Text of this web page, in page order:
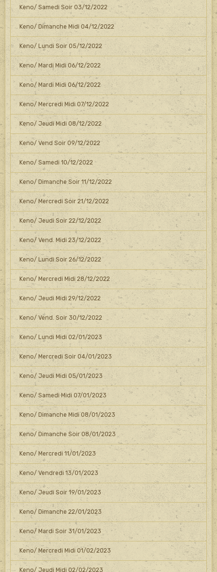
Keno/ Samedi Soir 03/12/2022
Keno/ Dimanche Midi 04/12/2022
Keno/ Lundi Soir 05/12/2022
Keno/ Mardi Midi 06/12/2022
Keno/ Mardi Midi 06/12/2022
Keno/ Mercredi Midi 07/12/2022
Keno/ Jeudi Midi 08/12/2022
Keno/ Vend Soir 09/12/2022
Keno/ Samedi 10/12/2022
Keno/ Dimanche Soir 11/12/2022
Keno/ Mercredi Soir 21/12/2022
Keno/ Jeudi Soir 22/12/2022
Keno/ Vend. Midi 23/12/2022
Keno/ Lundi Soir 26/12/2022
Keno/ Mercredi Midi 28/12/2022
Keno/ Jeudi Midi 29/12/2022
Keno/ Vend. Soir 30/12/2022
Keno/ Lundi Midi 02/01/2023
Keno/ Mercredi Soir 04/01/2023
Keno/ Jeudi Midi 05/01/2023
Keno/ Samedi Midi 07/01/2023
Keno/ Dimanche Midi 08/01/2023
Keno/ Dimanche Soir 08/01/2023
Keno/ Mercredi 11/01/2023
Keno/ Vendredi 13/01/2023
Keno/ Jeudi Soir 19/01/2023
Keno/ Dimanche 22/01/2023
Keno/ Mardi Soir 31/01/2023
Keno/ Mercredi Midi 01/02/2023
Keno/ Jeudi Midi 02/02/2023